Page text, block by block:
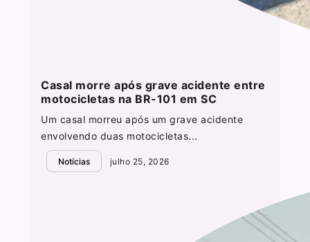
Casal morre após grave acidente entre
motocicletas na BR-101 em SC
Um casal morreu após um grave acidente
envolvendo duas motocicletas...
Notícias julho 25, 2026